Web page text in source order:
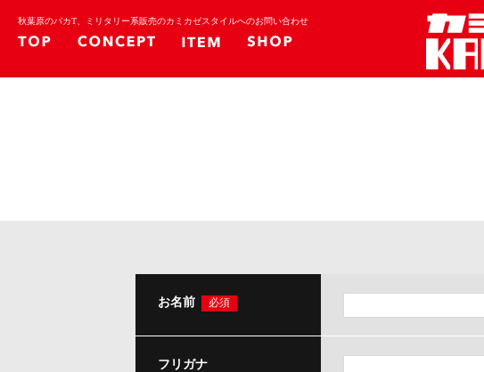
秋葉原のバカT、ミリタリー系販売のカミカゼスタイルへのお問い合わせ
お名前 必須
フリガナ